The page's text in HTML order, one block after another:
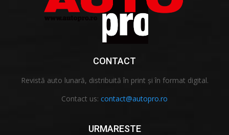
CONTACT
Revistă auto lunară, distribuită în print și în format digital.
Contact us: contact@autopro.ro
URMARESTE